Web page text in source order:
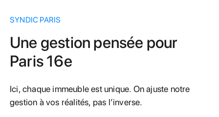
SYNDIC PARIS
Une gestion pensée pour
Paris 16e
Ici, chaque immeuble est unique. On ajuste notre
gestion à vos réalités, pas l’inverse.